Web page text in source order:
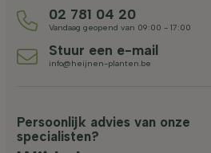
02 781 04 20
Vandaag geopend van 09:00 - 17:00
Stuur een e-mail
info@heijnen-planten.be
Persoonlijk advies van onze
specialisten?